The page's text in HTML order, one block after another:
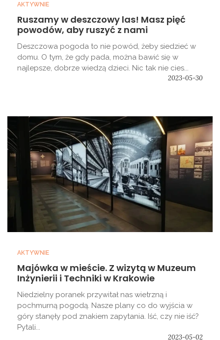
AKTYWNIE
Ruszamy w deszczowy las! Masz pięć
powodów, aby ruszyć z nami
Deszczowa pogoda to nie powód, żeby siedzieć w
domu. O tym, że gdy pada, można bawić się w
najlepsze, dobrze wiedzą dzieci. Nic tak nie cies...
2023-05-30
AKTYWNIE
Majówka w mieście. Z wizytą w Muzeum
Inżynierii i Techniki w Krakowie
Niedzielny poranek przywitał nas wietrzną i
pochmurną pogodą. Nasze plany co do wyjścia w
góry stanęły pod znakiem zapytania. Iść, czy nie iść?
Pytali...
2023-05-02